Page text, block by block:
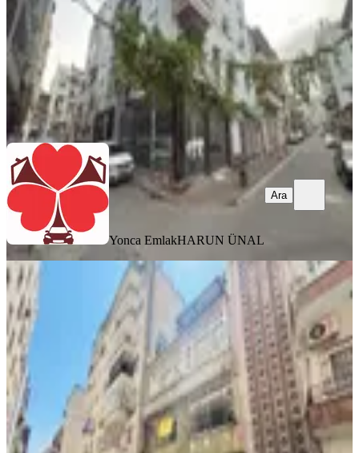
1.825.000 ₺
Yonca EmlakHARUN ÜNAL
Ara
Yonca EmlakHARUN ÜNAL
Ara
Yıldırım Gayrimenkul'den Yeni Mah.
Satılık Daire
Akdeniz, Yeni Mahallesi
3+1·130 m² 2. Kat· 08.08.2026
1.750.000 ₺